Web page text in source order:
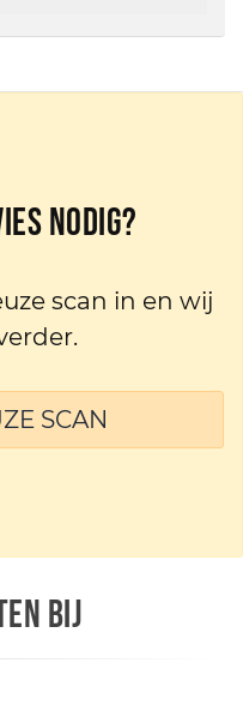
nodig?
scan in en wij
SCAN
BIJ